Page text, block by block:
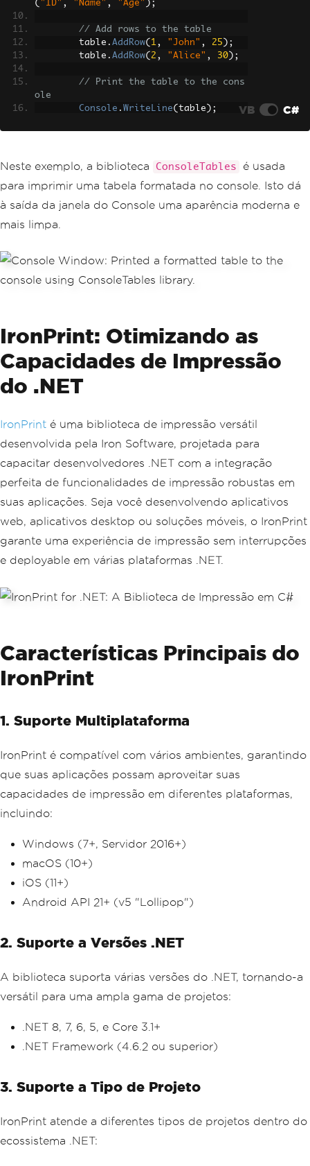
( "ID" , "Name" , "Age" );
// Add rows to the table
        table
. AddRow( 1, "John" , 25 );
        table
. AddRow( 2 , "Alice" , 30 );
// Print the table to the cons
ole
Console . WriteLine( table );
VB C#
Neste exemplo, a biblioteca ConsoleTables
é usada
para imprimir uma tabela formatada no console. Isto dá
à saída da janela do Console uma aparência moderna e
mais limpa.
IronPrint: Otimizando as
Capacidades de Impressão
do .NET
IronPrint é uma biblioteca de impressão versátil
desenvolvida pela Iron Software, projetada para
capacitar desenvolvedores .NET com a integração
perfeita de funcionalidades de impressão robustas em
suas aplicações. Seja você desenvolvendo aplicativos
web, aplicativos desktop ou soluções móveis, o IronPrint
garante uma experiência de impressão sem interrupções
e deployable em várias plataformas .NET.
Características Principais do
IronPrint
1. Suporte Multiplataforma
IronPrint é compatível com vários ambientes, garantindo
que suas aplicações possam aproveitar suas
capacidades de impressão em diferentes plataformas,
incluindo:
Windows (7+, Servidor 2016+)
macOS (10+)
iOS (11+)
Android API 21+ (v5 "Lollipop")
2. Suporte a Versões .NET
A biblioteca suporta várias versões do .NET, tornando-a
versátil para uma ampla gama de projetos:
.NET 8, 7, 6, 5, e Core 3.1+
.NET Framework (4.6.2 ou superior)
3. Suporte a Tipo de Projeto
IronPrint atende a diferentes tipos de projetos dentro do
ecossistema .NET: